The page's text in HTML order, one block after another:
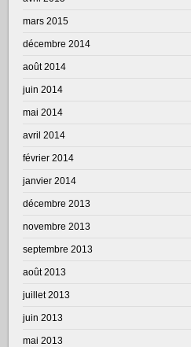
mars 2015
décembre 2014
août 2014
juin 2014
mai 2014
avril 2014
février 2014
janvier 2014
décembre 2013
novembre 2013
septembre 2013
août 2013
juillet 2013
juin 2013
mai 2013